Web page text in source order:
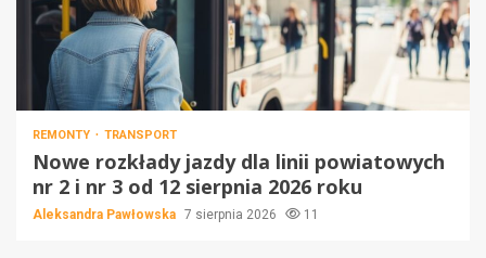
REMONTY TRANSPORT
Nowe rozkłady jazdy dla linii powiatowych
nr 2 i nr 3 od 12 sierpnia 2026 roku
Aleksandra Pawłowska 7 sierpnia 2026 11